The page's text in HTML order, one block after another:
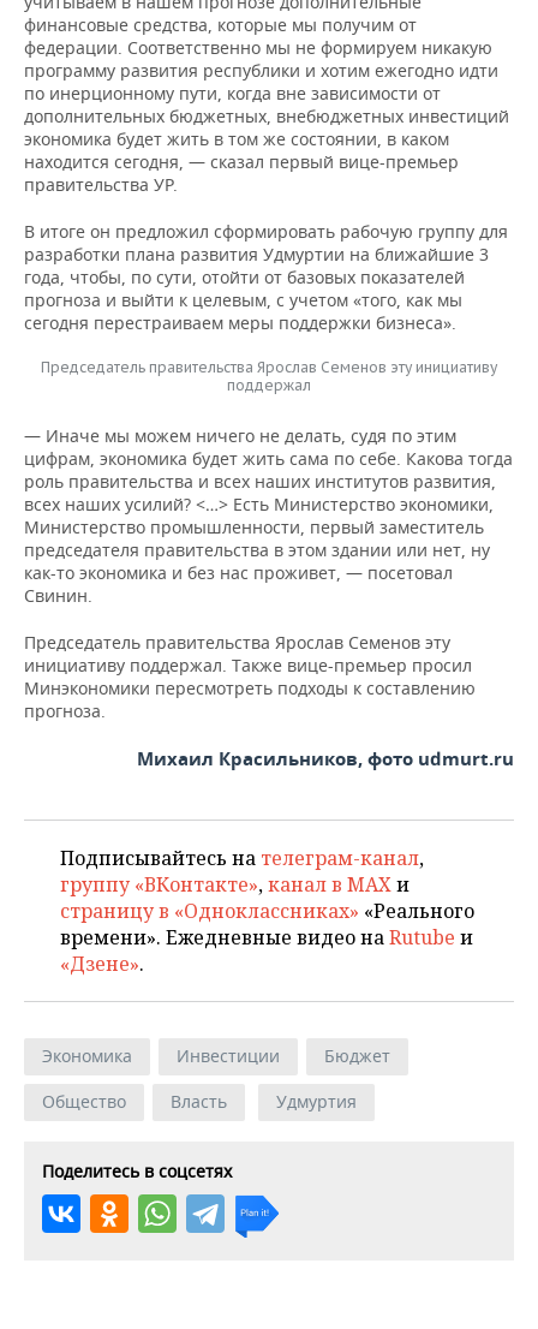
финансовые средства, которые мы получим от
федерации. Соответственно мы не формируем никакую
программу развития республики и хотим ежегодно идти
по инерционному пути, когда вне зависимости от
дополнительных бюджетных, внебюджетных инвестиций
экономика будет жить в том же состоянии, в каком
находится сегодня, — сказал первый вице-премьер
правительства УР.
В итоге он предложил сформировать рабочую группу для
разработки плана развития Удмуртии на ближайшие 3
года, чтобы, по сути, отойти от базовых показателей
прогноза и выйти к целевым, с учетом «того, как мы
сегодня перестраиваем меры поддержки бизнеса».
Председатель правительства Ярослав Семенов эту инициативу
поддержал
— Иначе мы можем ничего не делать, судя по этим
цифрам, экономика будет жить сама по себе. Какова тогда
роль правительства и всех наших институтов развития,
всех наших усилий? <…> Есть Министерство экономики,
Министерство промышленности, первый заместитель
председателя правительства в этом здании или нет, ну
как-то экономика и без нас проживет, — посетовал
Свинин.
Председатель правительства Ярослав Семенов эту
инициативу поддержал. Также вице-премьер просил
Минэкономики пересмотреть подходы к составлению
прогноза.
Михаил Красильников, фото udmurt.ru
Подписывайтесь на телеграм-канал,
группу «ВКонтакте»,канал в MAXи
страницу в «Одноклассниках» «Реального
времени». Ежедневные видео наRutube и
«Дзене».
Экономика Инвестиции
Бюджет
Общество
Власть Удмуртия
Поделитесь в соцсетях